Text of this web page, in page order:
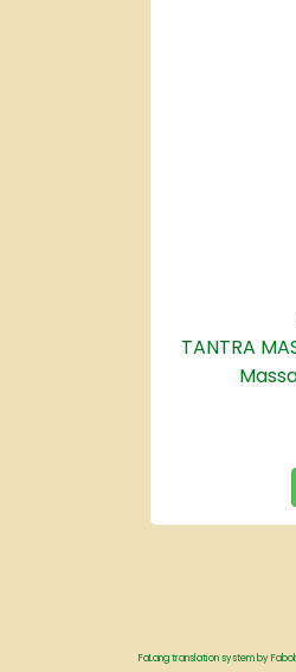
TANTRA
FaLang translation system by